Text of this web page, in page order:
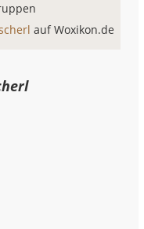
auf Woxikon.de